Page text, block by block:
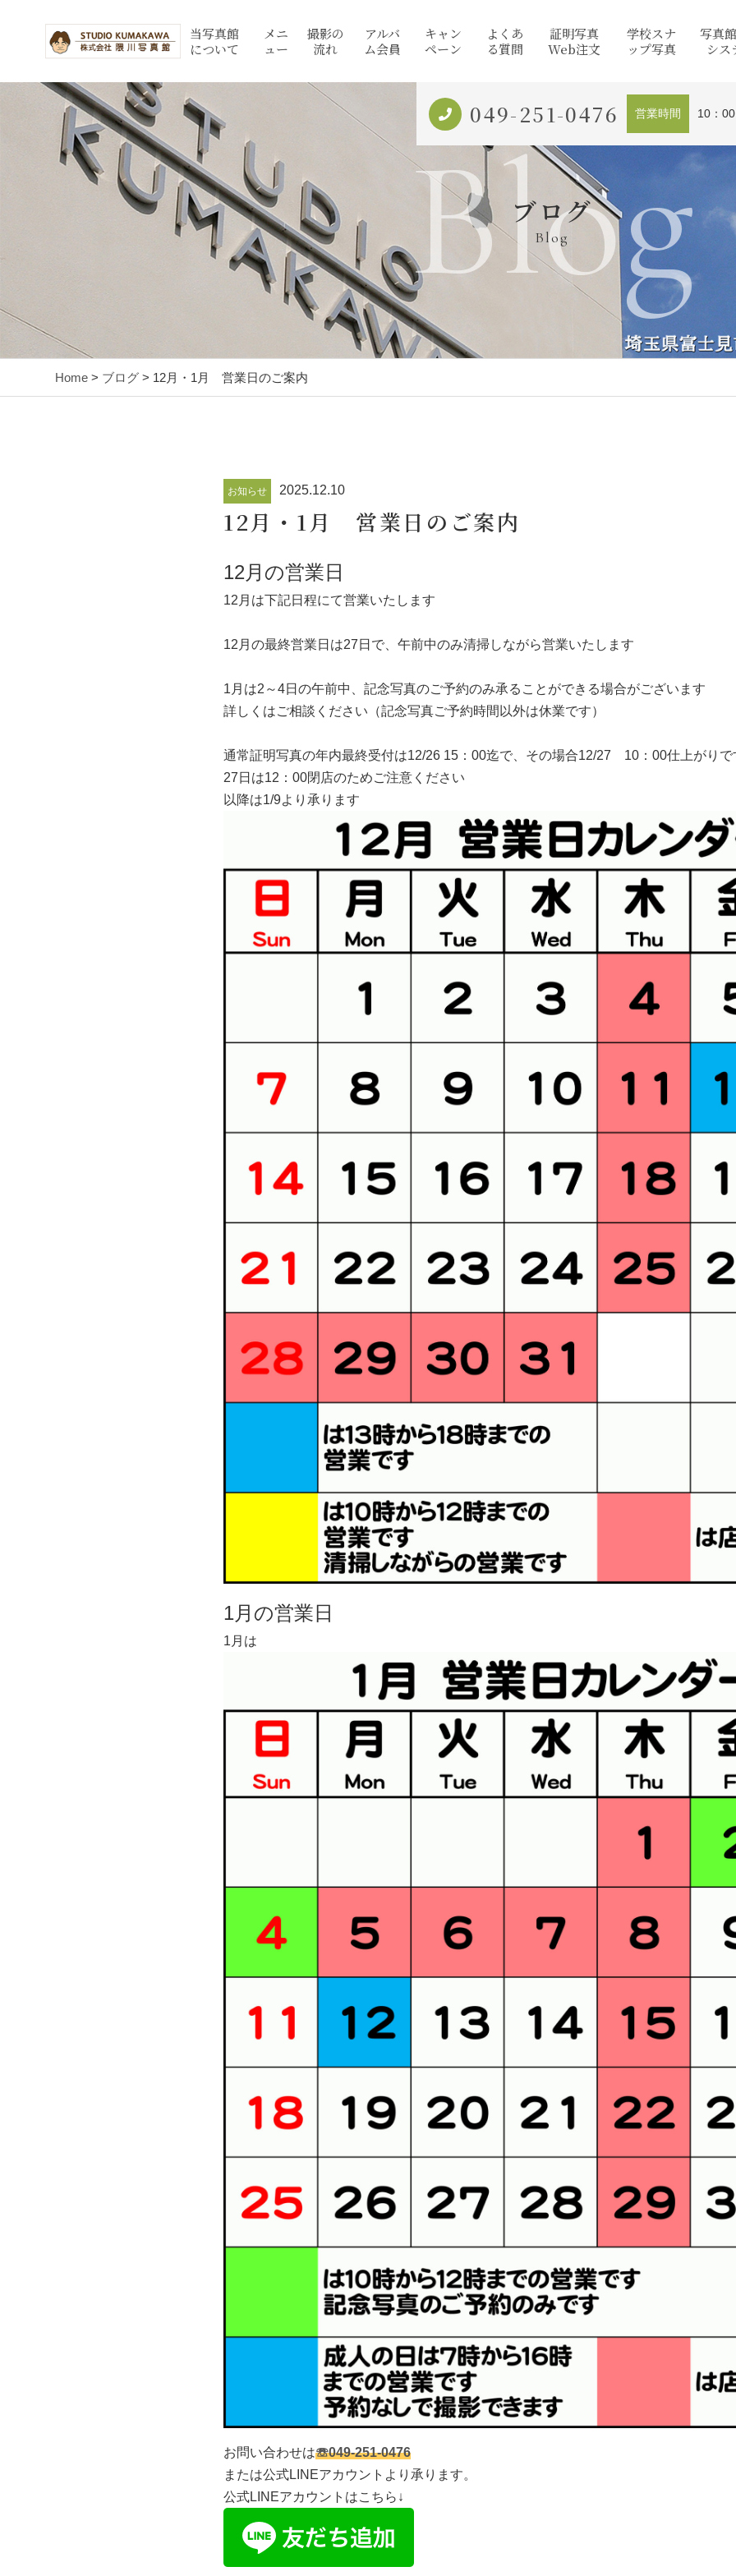
当写真館
について
メニ
ュー
撮影の
流れ
アルバ
ム会員
キャン
ペーン
よくあ
る質問
証明写真
Web注文
学校スナ
ップ写真
写真
シス
ブログ
Blog
Blog
049-251-0476 営業時間 10：
Home > ブログ > 12月・1月 営業日のご案内
お知らせ 2025.12.10
12月・1月 営業日のご案内
12月の営業日
12月は下記日程にて営業いたします
12月の最終営業日は27日で、午前中のみ清掃しながら営業いたします
1月は2～4日の午前中、記念写真のご予約のみ承ることができる場合がございます
詳しくはご相談ください（記念写真ご予約時間以外は休業です）
通常証明写真の年内最終受付は12/26 15：00迄で、その場合12/27 10：00仕上がりで
27日は12：00閉店のためご注意ください
以降は1/9より承ります
1月の営業日
1月は
お問い合わせは☏049-251-0476
または公式LINEアカウントより承ります。
公式LINEアカウントはこちら↓